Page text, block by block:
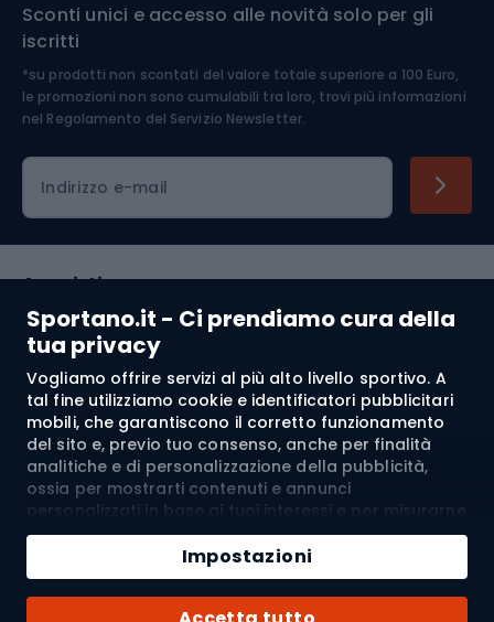
Sportano.it - Ci prendiamo cura della
tua privacy
Vogliamo offrire servizi al più alto livello sportivo. A
tal fine utilizziamo cookie e identificatori pubblicitari
mobili, che garantiscono il corretto funzionamento
del sito e, previo tuo consenso, anche per finalità
analitiche e di personalizzazione della pubblicità,
ossia per mostrarti contenuti e annunci
personalizzati in base ai tuoi interessi e per misurarne
l’efficacia. I cookie e gli identificatori pubblicitari
mobili possono essere utilizzati sia per attività
pubblicitarie personalizzate sia non personalizzate, a
seconda dei consensi da te espressi. Se clicchi su
Impostazioni
Quantità
Aggiungi al carrello
Acquista con
Medicina dello sport
Abbigliamento ciclistico
Sconti unici e accesso alle novità solo per gli
iscritti
*su prodotti non scontati del valore totale superiore a 100 Euro,
le promozioni non sono cumulabili tra loro, trovi più informazioni
nel Regolamento del Servizio Newsletter.
Indirizzo e-mail
Acquisti
Servizio clienti
Regolamento
Chi siamo
© 2026 Sportano